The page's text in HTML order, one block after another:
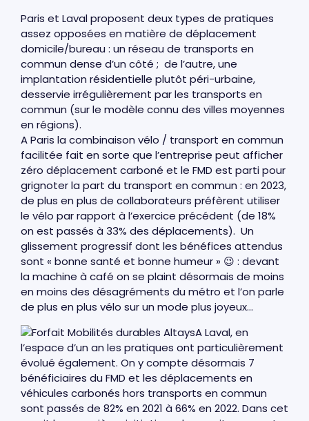
Paris et Laval proposent deux types de pratiques
assez opposées en matière de déplacement
domicile/bureau : un réseau de transports en
commun dense d’un côté ; de l’autre, une
implantation résidentielle plutôt péri-urbaine,
desservie irrégulièrement par les transports en
commun (sur le modèle connu des villes moyennes
en régions).
A Paris la combinaison vélo / transport en commun
facilitée fait en sorte que l’entreprise peut afficher
zéro déplacement carboné et le FMD est parti pour
grignoter la part du transport en commun : en 2023,
de plus en plus de collaborateurs préfèrent utiliser
le vélo par rapport à l’exercice précédent (de 18%
on est passés à 33% des déplacements). Un
glissement progressif dont les bénéfices attendus
sont « bonne santé et bonne humeur » 😉 : devant
la machine à café on se plaint désormais de moins
en moins des désagréments du métro et l’on parle
de plus en plus vélo sur un mode plus joyeux…
A Laval, en
l’espace d’un an les pratiques ont particulièrement
évolué également. On y compte désormais 7
bénéficiaires du FMD et les déplacements en
véhicules carbonés hors transports en commun
sont passés de 82% en 2021 à 66% en 2022. Dans cet